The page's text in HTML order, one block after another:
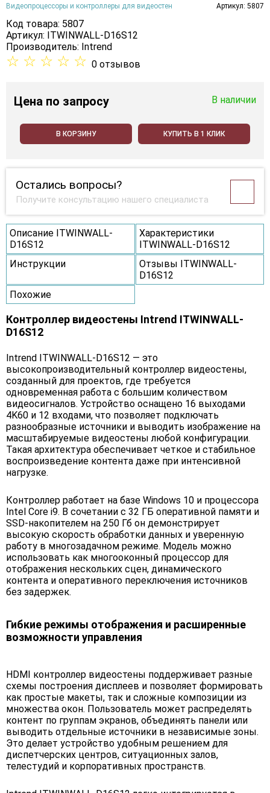
Видеопроцессоры и контроллеры для видеостен Артикул: 5807
Код товара: 5807
Артикул: ITWINWALL-D16S12
Производитель: Intrend
☆ ☆ ☆ ☆ ☆ 0 отзывов
Цена по запросу В наличии
В КОРЗИНУ КУПИТЬ В 1 КЛИК
Остались вопросы?
Получите консультацию нашего специалиста
Описание ITWINWALL-
D16S12
Характеристики
ITWINWALL-D16S12
Инструкции
Отзывы ITWINWALL-
D16S12
Похожие
Контроллер видеостены Intrend ITWINWALL-
D16S12
Intrend ITWINWALL-D16S12 — это
высокопроизводительный контроллер видеостены,
созданный для проектов, где требуется
одновременная работа с большим количеством
видеосигналов. Устройство оснащено 16 выходами
4K60 и 12 входами, что позволяет подключать
разнообразные источники и выводить изображение на
масштабируемые видеостены любой конфигурации.
Такая архитектура обеспечивает четкое и стабильное
воспроизведение контента даже при интенсивной
нагрузке.
Контроллер работает на базе Windows 10 и процессора
Intel Core i9. В сочетании с 32 ГБ оперативной памяти и
SSD-накопителем на 250 Гб он демонстрирует
высокую скорость обработки данных и уверенную
работу в многозадачном режиме. Модель можно
использовать как многооконный процессор для
отображения нескольких сцен, динамического
контента и оперативного переключения источников
без задержек.
Гибкие режимы отображения и расширенные
возможности управления
HDMI контроллер видеостены поддерживает разные
схемы построения дисплеев и позволяет формировать
как простые макеты, так и сложные композиции из
множества окон. Пользователь может распределять
контент по группам экранов, объединять панели или
выводить отдельные источники в независимые зоны.
Это делает устройство удобным решением для
диспетчерских центров, ситуационных залов,
телестудий и корпоративных пространств.